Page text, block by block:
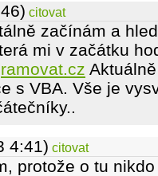
citovat
začínám a
mi v začátku
s VBA. Vše je
4:41) citovat
protože o tu